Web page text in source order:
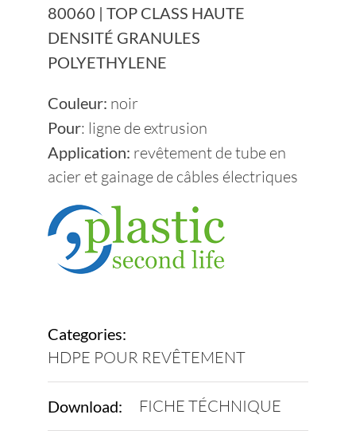
Devenez Fournisseur
Durabilité
80060 | TOP CLASS HAUTE
DENSITÉ GRANULES
POLYETHYLENE
Couleur: noir
Pour: ligne de extrusion
Application: revêtement de tube en
acier et gainage de câbles électriques
Categories:
HDPE POUR REVÊTEMENT
Download: FICHE TÉCHNIQUE